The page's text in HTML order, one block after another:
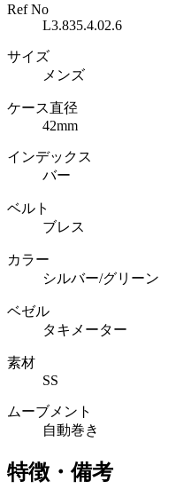
Ref No
L3.835.4.02.6
サイズ
メンズ
ケース直径
42mm
インデックス
バー
ベルト
ブレス
カラー
シルバー/グリーン
ベゼル
タキメーター
素材
SS
ムーブメント
自動巻き
特徴・備考